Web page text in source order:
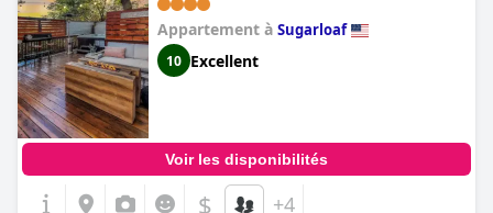
Appartement à Sugarloaf
10 Excellent
Voir les disponibilités
$ +4